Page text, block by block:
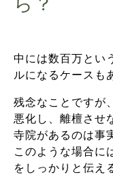
中には数百万とい
ルになるケースも
残念なことですが
悪化し、離檀させ
寺院があるのは事
このような場合に
をしっかりと伝え